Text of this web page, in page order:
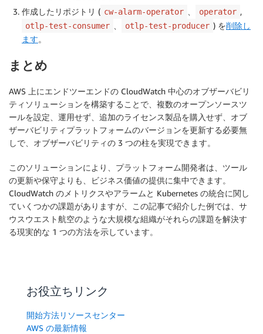
作成したリポジトリ ( cw-alarm-operator operator ,
otlp-test-consumer otlp-test-producer ) を削除し
ます。
まとめ
AWS 上にエンドツーエンドの CloudWatch 中心のオブザーバビリ
ティソリューションを構築することで、複数のオープンソースツ
ールを設定、運用せず、追加のライセンス製品を購入せず、オブ
ザーバビリティプラットフォームのバージョンを更新する必要無
しで、オブザーバビリティの 3 つの柱を実現できます。
このソリューションにより、プラットフォーム開発者は、ツール
の更新や保守よりも、ビジネス価値の提供に集中できます。
CloudWatch のメトリクスやアラームと Kubernetes の統合に関し
ていくつかの課題がありますが、この記事で紹介した例では、サ
ウスウエスト航空のような大規模な組織がそれらの課題を解決す
る現実的な 1 つの方法を示しています。
お役立ちリンク
開始方法リソースセンター
AWS の最新情報